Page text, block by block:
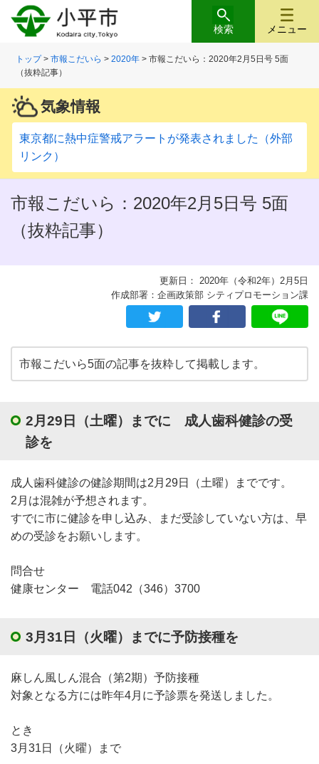
メニュー
検索
トップ>市報こだいら >2020年 > 市報こだいら：2020年2月5日号 5面
（抜粋記事）
気象情報
東京都に熱中症警戒アラートが発表されました（外部
リンク）
市報こだいら：2020年2月5日号 5面
（抜粋記事）
更新日： 2020年（令和2年）2月5日
作成部署：企画政策部 シティプロモーション課
市報こだいら5面の記事を抜粋して掲載します。
2月29日（土曜）までに 成人歯科健診の受
診を
成人歯科健診の健診期間は2月29日（土曜）までです。
2月は混雑が予想されます。
すでに市に健診を申し込み、まだ受診していない方は、早
めの受診をお願いします。
問合せ
健康センター 電話042（346）3700
3月31日（火曜）までに予防接種を
麻しん風しん混合（第2期）予防接種
対象となる方には昨年4月に予診票を発送しました。
とき
3月31日（火曜）まで